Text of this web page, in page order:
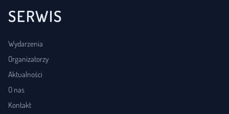
SERWIS
Wydarzenia
Organizatorzy
Aktualności
O nas
Kontakt